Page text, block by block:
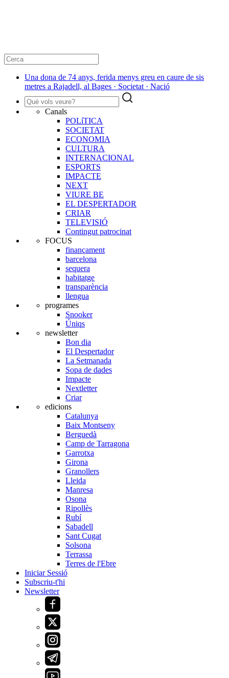
Una dona de 74 anys, ferida menys greu en caure de sis
metres a Rajadell, al Bages · Societat · Nació
Canals
POLíTICA
SOCIETAT
ECONOMIA
CULTURA
INTERNACIONAL
ESPORTS
IMPACTE
NEXT
VIURE BE
EL DESPERTADOR
CRIAR
TELEVISIÓ
Contingut patrocinat
FOCUS
finançament
barcelona
sequera
habitatge
transparència
llengua
programes
Snooker
Úniqs
newsletter
Bon dia
El Despertador
La Setmanada
Sopa de dades
Impacte
Nextletter
Criar
edicions
Catalunya
Baix Montseny
Berguedà
Camp de Tarragona
Garrotxa
Girona
Granollers
Lleida
Manresa
Osona
Ripollès
Rubí
Sabadell
Sant Cugat
Solsona
Terrassa
Terres de l'Ebre
Iniciar Sessió
Subscriu-t'hi
Newsletter